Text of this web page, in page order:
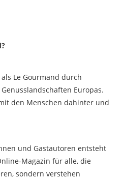
Le Gourmand durch
Europas.
den Menschen dahinter und
und Gastautoren entsteht
Magazin für alle, die
sondern verstehen